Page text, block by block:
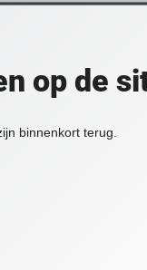
op de
binnenkort terug.